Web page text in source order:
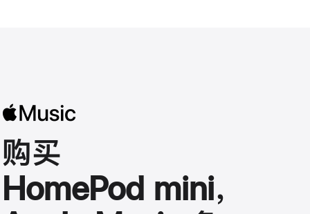
购买
HomePod mini，